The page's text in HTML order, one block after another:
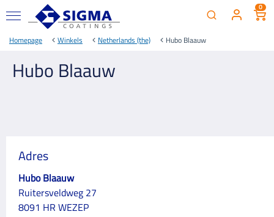
0
Homepage Winkels Netherlands (the) Hubo Blaauw
Hubo Blaauw
Adres
Hubo Blaauw
Ruitersveldweg 27
8091 HR WEZEP